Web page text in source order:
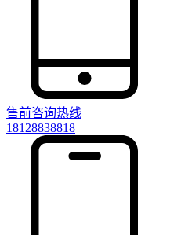
售前咨询热线
18128838818